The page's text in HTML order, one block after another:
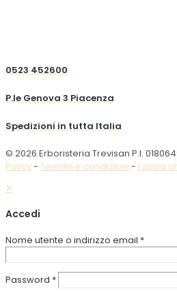
0523 452600
P.le Genova 3 Piacenza
Spedizioni in tutta Italia
© 2026 Erboristeria Trevisan P.I.
Policy- Termini e condizioni - Lascia
✕
Accedi
Nome utente o indirizzo email *
Password *